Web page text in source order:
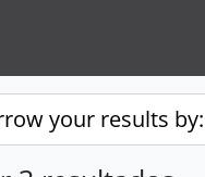
your results by: